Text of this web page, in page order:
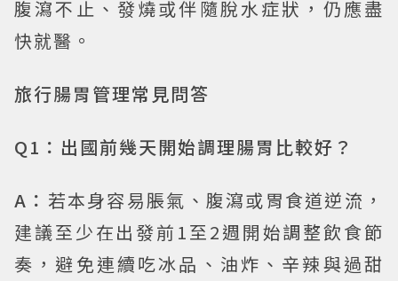
腹瀉不止、發燒或伴隨脫水症狀，仍應盡
快就醫。
旅行腸胃管理常見問答
Q1：出國前幾天開始調理腸胃比較好？
A： 若本身容易脹氣、腹瀉或胃食道逆流，
建議至少在出發前1至2週開始調整飲食節
奏，避免連續吃冰品、油炸、辛辣與過甜